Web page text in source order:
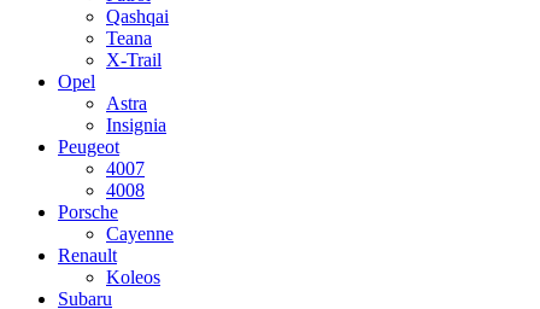
Qashqai
Teana
X-Trail
Opel
Astra
Insignia
Peugeot
4007
4008
Porsche
Cayenne
Renault
Koleos
Subaru